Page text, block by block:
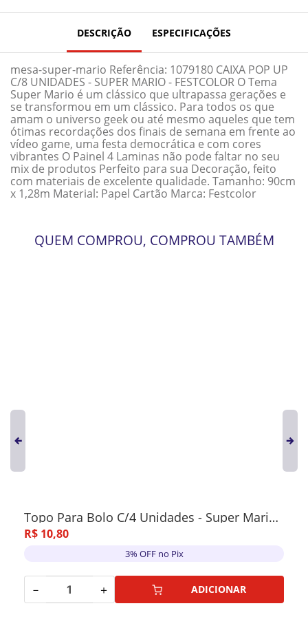
DESCRIÇÃO ESPECIFICAÇÕES
mesa-super-mario Referência: 1079180 CAIXA POP UP
C/8 UNIDADES - SUPER MARIO - FESTCOLOR O Tema
Super Mario é um clássico que ultrapassa gerações e
se transformou em um clássico. Para todos os que
amam o universo geek ou até mesmo aqueles que tem
ótimas recordações dos finais de semana em frente ao
vídeo game, uma festa democrática e com cores
vibrantes O Painel 4 Laminas não pode faltar no seu
mix de produtos Perfeito para sua Decoração, feito
com materiais de excelente qualidade. Tamanho: 90cm
x 1,28m Material: Papel Cartão Marca: Festcolor
QUEM COMPROU, COMPROU TAMBÉM
Topo Para Bolo C/4 Unidades - Super Mario - Festolor
R$ 10,80
3% OFF no Pix
－ ＋ ADICIONAR